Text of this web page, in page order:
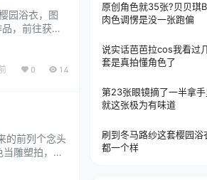
园浴衣，图
，前往获取
0 14
的前列个念头
雕塑拍，角
原创角色就35张?贝贝琪
肉色调愣是没一张跑偏
说实话芭芭拉cos我看过
套是真拍懂角色了
第23张眼镜摘了一半拿
就这张极为有味道
刷到冬马路纱这套樱园
都一个样